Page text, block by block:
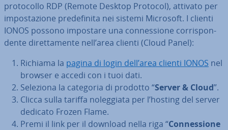
pro­to­col­lo RDP (Remote Desktop Protocol), attivato per
im­po­sta­zio­ne pre­de­fi­ni­ta nei sistemi Microsoft. I clienti
IONOS possono impostare una con­nes­sio­ne cor­ri­spon­
den­te di­ret­ta­men­te nell’area clienti (Cloud Panel):
Richiama la pagina di login dell’area clienti IONOS nel
browser e accedi con i tuoi dati.
Seleziona la categoria di prodotto “Server & Cloud”.
Clicca sulla tariffa no­leg­gia­ta per l’hosting del server
dedicato Frozen Flame.
Premi il link per il download nella riga “Con­nes­sio­ne